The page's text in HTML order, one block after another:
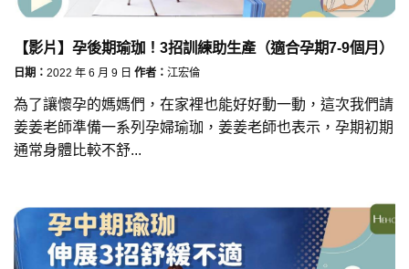
【影片】孕後期瑜珈！3招訓練助生產（適合孕期7-9個月）
日期： 2022 年 6 月 9 日 作者： 江宏倫
為了讓懷孕的媽媽們，在家裡也能好好動一動，這次我們請
姜姜老師準備一系列孕婦瑜珈，姜姜老師也表示，孕期初期
通常身體比較不舒...